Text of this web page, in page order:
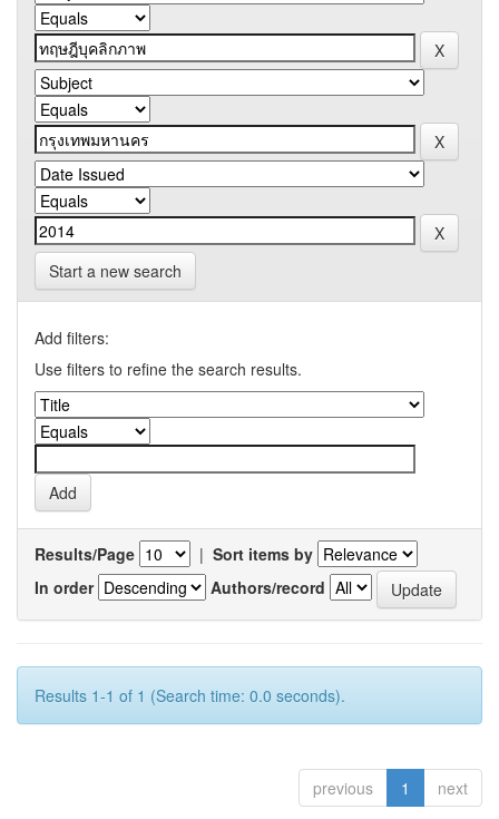
Start a new search
Add filters:
Use filters to refine the search results.
Results/Page | Sort items by
In order
Authors/record
Results 1-1 of 1 (Search time: 0.0 seconds).
previous 1 next